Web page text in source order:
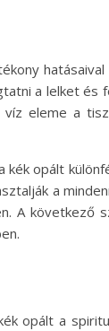
hatásaival
a lelket és
víz eleme a
kék opált
a
A következő
opált a